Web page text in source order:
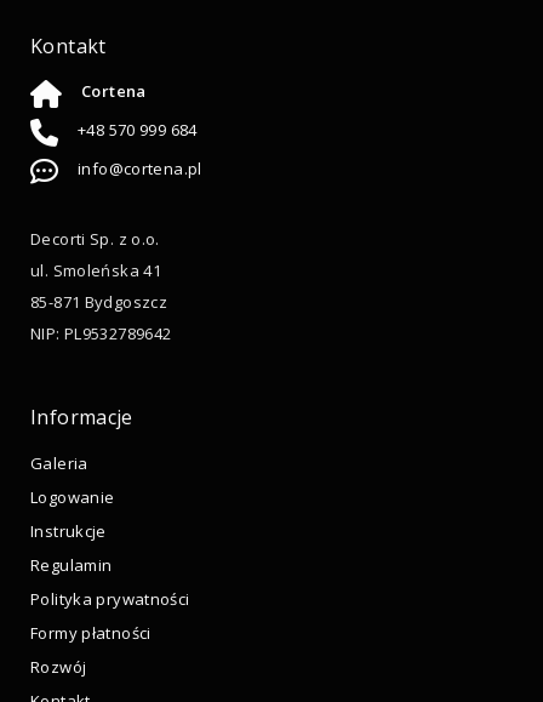
Kontakt
Cortena
+48 570 999 684
info@cortena.pl
Decorti Sp. z o.o.
ul. Smoleńska 41
85-871 Bydgoszcz
NIP: PL9532789642
Informacje
Galeria
Logowanie
Instrukcje
Regulamin
Polityka prywatności
Formy płatności
Rozwój